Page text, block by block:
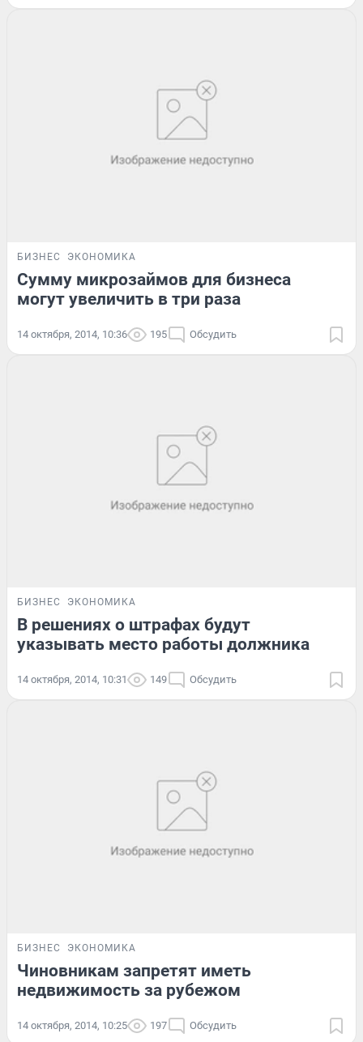
БИЗНЕС ЭКОНОМИКА
Сумму микрозаймов для бизнеса
могут увеличить в три раза
14 октября, 2014, 10:36 195 Обсудить
БИЗНЕС ЭКОНОМИКА
В решениях о штрафах будут
указывать место работы должника
14 октября, 2014, 10:31 149 Обсудить
БИЗНЕС ЭКОНОМИКА
Чиновникам запретят иметь
недвижимость за рубежом
14 октября, 2014, 10:25 197 Обсудить